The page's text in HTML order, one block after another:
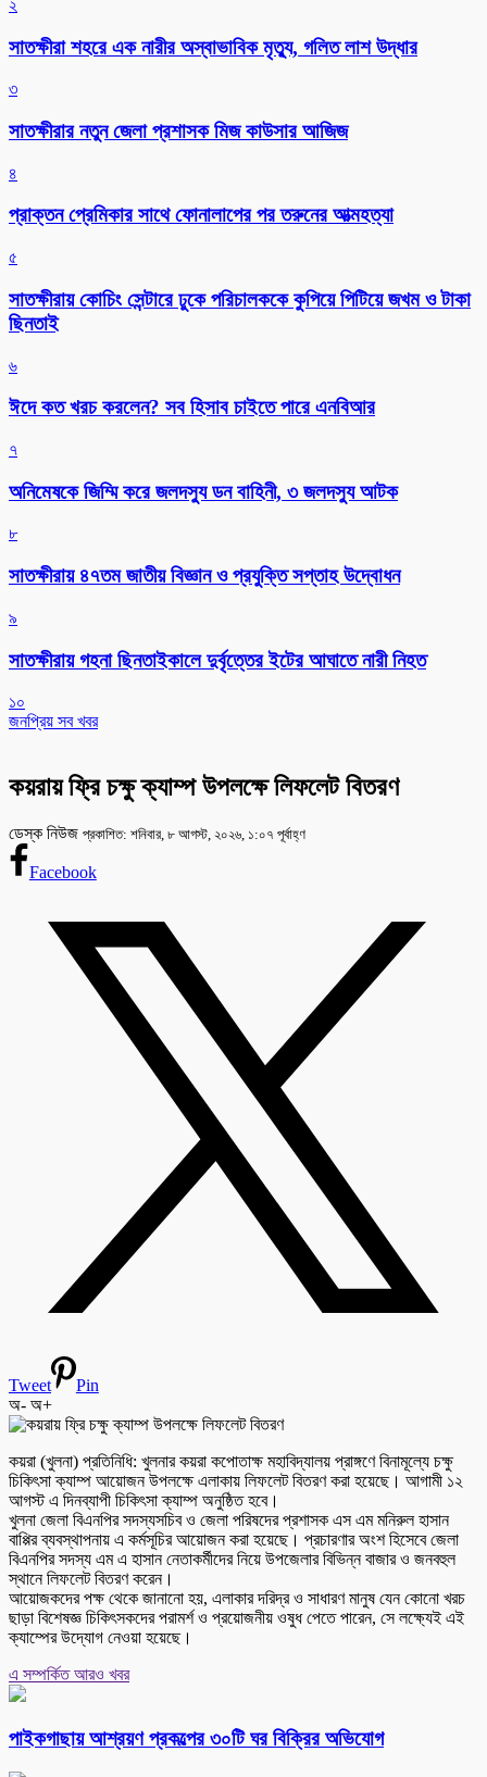
২
সাতক্ষীরা শহরে এক নারীর অস্বাভাবিক মৃত্যু, গলিত লাশ উদ্ধার
৩
সাতক্ষীরার নতুন জেলা প্রশাসক মিজ কাউসার আজিজ
৪
প্রাক্তন প্রেমিকার সাথে ফোনালাপের পর তরুনের আত্মহত্যা
৫
সাতক্ষীরায় কোচিং সেন্টারে ঢুকে পরিচালককে কুপিয়ে পিটিয়ে জখম ও টাকা
ছিনতাই
৬
ঈদে কত খরচ করলেন? সব হিসাব চাইতে পারে এনবিআর
৭
অনিমেষকে জিম্মি করে জলদস্যু ডন বাহিনী, ৩ জলদস্যু আটক
৮
সাতক্ষীরায় ৪৭তম জাতীয় বিজ্ঞান ও প্রযুক্তি সপ্তাহ উদ্বোধন
৯
সাতক্ষীরায় গহনা ছিনতাইকালে দুর্বৃত্তের ইটের আঘাতে নারী নিহত
১০
জনপ্রিয় সব খবর
কয়রায় ফ্রি চক্ষু ক্যাম্প উপলক্ষে লিফলেট বিতরণ
ডেস্ক নিউজ প্রকাশিত: শনিবার, ৮ আগস্ট, ২০২৬, ১:০৭ পূর্বাহ্ণ
Facebook
Tweet
Pin
অ- অ+
কয়রা (খুলনা) প্রতিনিধি: খুলনার কয়রা কপোতাক্ষ মহাবিদ্যালয় প্রাঙ্গণে বিনামূল্যে চক্ষু
চিকিৎসা ক্যাম্প আয়োজন উপলক্ষে এলাকায় লিফলেট বিতরণ করা হয়েছে। আগামী ১২
আগস্ট এ দিনব্যাপী চিকিৎসা ক্যাম্প অনুষ্ঠিত হবে।
খুলনা জেলা বিএনপির সদস্যসচিব ও জেলা পরিষদের প্রশাসক এস এম মনিরুল হাসান
বাপ্পির ব্যবস্থাপনায় এ কর্মসূচির আয়োজন করা হয়েছে। প্রচারণার অংশ হিসেবে জেলা
বিএনপির সদস্য এম এ হাসান নেতাকর্মীদের নিয়ে উপজেলার বিভিন্ন বাজার ও জনবহুল
স্থানে লিফলেট বিতরণ করেন।
আয়োজকদের পক্ষ থেকে জানানো হয়, এলাকার দরিদ্র ও সাধারণ মানুষ যেন কোনো খরচ
ছাড়া বিশেষজ্ঞ চিকিৎসকদের পরামর্শ ও প্রয়োজনীয় ওষুধ পেতে পারেন, সে লক্ষ্যেই এই
ক্যাম্পের উদ্যোগ নেওয়া হয়েছে।
এ সম্পর্কিত আরও খবর
পাইকগাছায় আশ্রয়ণ প্রকল্পের ৩০টি ঘর বিক্রির অভিযোগ